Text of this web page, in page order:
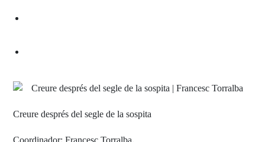
Creure després del segle de la sospita
Coordinador: Francesc Torralba.